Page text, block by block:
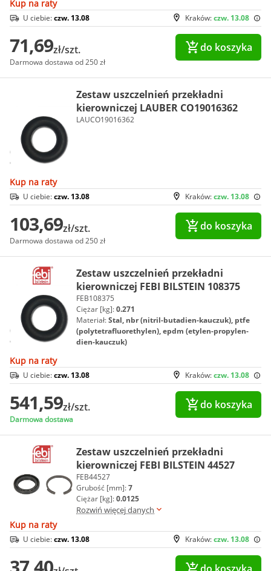
Kup na raty
Kraków:czw. 13.08
U ciebie:czw. 13.08
71,69zł/szt.
Darmowa dostawa od 250 zł
do koszyka
Zestaw uszczelnień przekładni
kierowniczej LAUBER CO19016362
LAUCO19016362
Kup na raty
Kraków:czw. 13.08
U ciebie:czw. 13.08
103,69zł/szt.
Darmowa dostawa od 250 zł
do koszyka
Zestaw uszczelnień przekładni
kierowniczej FEBI BILSTEIN 108375
FEB108375
Ciężar [kg]:0.271
Materiał:Stal, nbr (nitril-butadien-kauczuk), ptfe
(polytetrafluorethylen), epdm (etylen-propylen-
dien-kauczuk)
Kup na raty
Kraków:czw. 13.08
U ciebie:czw. 13.08
541,59zł/szt.
Darmowa dostawa
do koszyka
Zestaw uszczelnień przekładni
kierowniczej FEBI BILSTEIN 44527
FEB44527
Grubość [mm]:7
Ciężar [kg]:0.0125
Rozwiń więcej danych
Kup na raty
Kraków:czw. 13.08
U ciebie:czw. 13.08